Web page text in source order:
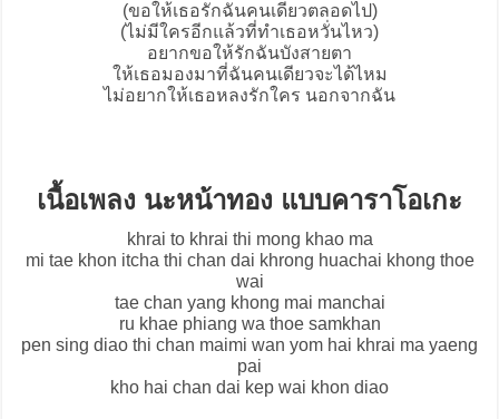
(ขอให้เธอรักฉันคนเดียวตลอดไป)
(ไม่มีใครอีกแล้วที่ทำเธอหวั่นไหว)
อยากขอให้รักฉันบังสายตา
ให้เธอมองมาที่ฉันคนเดียวจะได้ไหม
ไม่อยากให้เธอหลงรักใคร นอกจากฉัน
เนื้อเพลง นะหน้าทอง แบบคาราโอเกะ
khrai to khrai thi mong khao ma
mi tae khon itcha thi chan dai khrong huachai khong thoe
wai
tae chan yang khong mai manchai
ru khae phiang wa thoe samkhan
pen sing diao thi chan maimi wan yom hai khrai ma yaeng
pai
kho hai chan dai kep wai khon diao